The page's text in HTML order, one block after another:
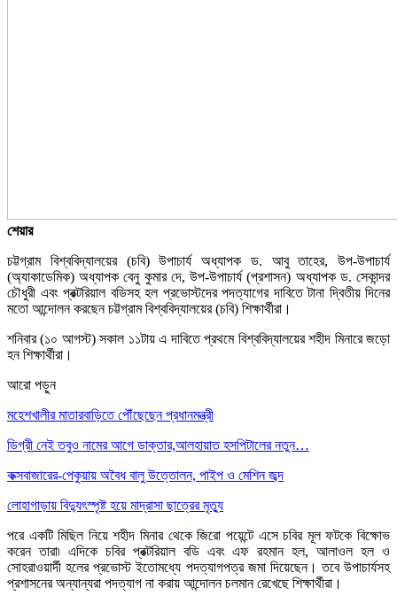
শেয়ার
চট্টগ্রাম বিশ্ববিদ্যালয়ের (চবি) উপাচার্য অধ্যাপক ড. আবু তাহের, উপ-উপাচার্য
(অ্যাকাডেমিক) অধ্যাপক বেনু কুমার দে, উপ-উপাচার্য (প্রশাসন) অধ্যাপক ড. সেকান্দর
চৌধুরী এবং প্রক্টরিয়াল বডিসহ হল প্রভোস্টদের পদত্যাগের দাবিতে টানা দ্বিতীয় দিনের
মতো আন্দোলন করছেন চট্টগ্রাম বিশ্ববিদ্যালয়ের (চবি) শিক্ষার্থীরা।
শনিবার (১০ আগস্ট) সকাল ১১টায় এ দাবিতে প্রথমে বিশ্ববিদ্যালয়ের শহীদ মিনারে জড়ো
হন শিক্ষার্থীরা।
আরো পড়ুন
মহেশখালীর মাতারবাড়িতে পৌঁছেছেন প্রধানমন্ত্রী
ডিগ্রী নেই তবুও নামের আগে ডাক্তার,আলহায়াত হসপিটালের নতুন…
কক্সবাজারের-পেকুয়ায় অবৈধ বালু উত্তোলন, পাইপ ও মেশিন জব্দ
লোহাগাড়ায় বিদ্যুৎস্পৃষ্ট হয়ে মাদ্রাসা ছাত্রের মৃত্যু
পরে একটি মিছিল নিয়ে শহীদ মিনার থেকে জিরো পয়েন্টে এসে চবির মূল ফটকে বিক্ষোভ
করেন তারা৷ এদিকে চবির প্রক্টরিয়াল বডি এবং এফ রহমান হল, আলাওল হল ও
সোহরাওয়ার্দী হলের প্রভোস্ট ইতোমধ্যে পদত্যাগপত্র জমা দিয়েছেন। তবে উপাচার্যসহ
প্রশাসনের অন্যান্যরা পদত্যাগ না করায় আন্দোলন চলমান রেখেছে শিক্ষার্থীরা।